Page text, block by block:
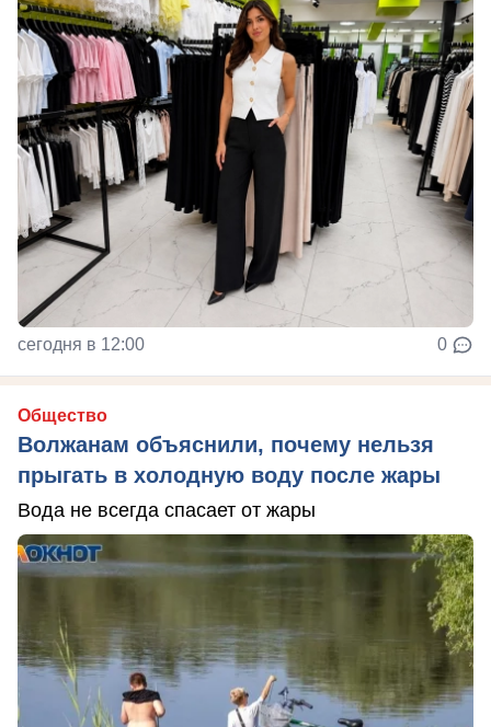
сегодня в 12:00 0
Общество
Волжанам объяснили, почему нельзя
прыгать в холодную воду после жары
Вода не всегда спасает от жары